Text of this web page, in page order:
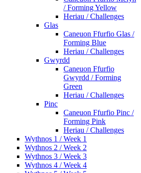
/ Forming Yellow
Heriau / Challenges
Glas
Caneuon Ffurfio Glas /
Forming Blue
Heriau / Challenges
Gwyrdd
Caneuon Ffurfio
Gwyrdd / Forming
Green
Heriau / Challenges
Pinc
Caneuon Ffurfio Pinc /
Forming Pink
Heriau / Challenges
Wythnos 1 / Week 1
Wythnos 2 / Week 2
Wythnos 3 / Week 3
Wythnos 4 / Week 4